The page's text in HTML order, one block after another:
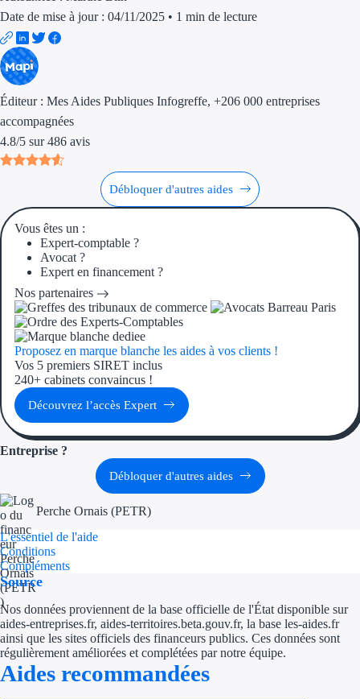
Aides Région
Couvertures
Aides Nationales
Accompagnement
Date de mise à jour : 04/11/2025 • 1 min de lecture
Éditeur : Mes Aides Publiques Infogreffe, +206 000 entreprises
accompagnées
4.8/5 sur 486 avis
Débloquer d'autres aides
Vous êtes un :
Expert-comptable ?
Avocat ?
Expert en financement ?
Nos partenaires
Proposez en marque blanche les aides à vos clients !
Vos 5 premiers SIRET inclus
240+ cabinets convaincus !
Découvrez l’accès Expert
Entreprise ?
Débloquer d'autres aides
Perche Ornais (PETR)
L'essentiel de l'aide
Conditions
Compléments
Source
Nos données proviennent de la base officielle de l'État disponible sur
aides-entreprises.fr, aides-territoires.beta.gouv.fr, la base les-aides.fr
ainsi que les sites officiels des financeurs publics. Ces données sont
régulièrement améliorées et complétées par notre équipe.
Aides recommandées